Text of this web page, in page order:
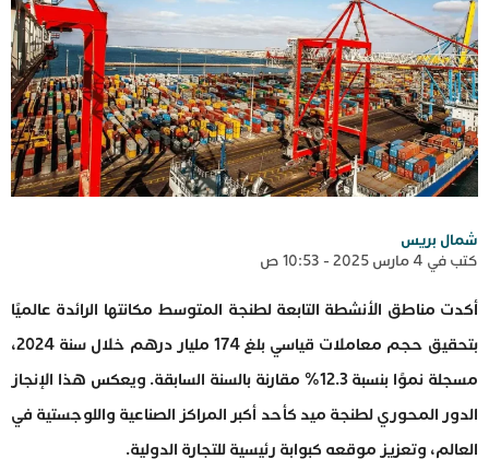
شمال بريس
كتب في 4 مارس 2025 - 10:53 ص
أكدت مناطق الأنشطة التابعة لطنجة المتوسط مكانتها الرائدة عالميًا
بتحقيق حجم معاملات قياسي بلغ 174 مليار درهم خلال سنة 2024،
مسجلة نموًا بنسبة 12.3% مقارنة بالسنة السابقة. ويعكس هذا الإنجاز
الدور المحوري لطنجة ميد كأحد أكبر المراكز الصناعية واللوجستية في
العالم، وتعزيز موقعه كبوابة رئيسية للتجارة الدولية.